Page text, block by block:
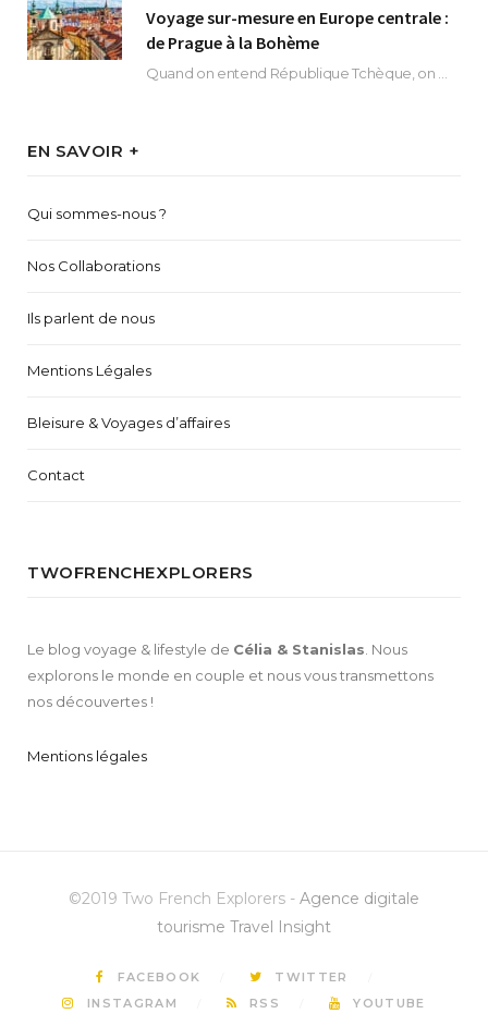
Voyage sur-mesure en Europe centrale :
de Prague à la Bohème
EN SAVOIR +
Qui sommes-nous ?
Nos Collaborations
Ils parlent de nous
Mentions Légales
Bleisure & Voyages d’affaires
Contact
TWOFRENCHEXPLORERS
Le blog voyage & lifestyle de Célia & Stanislas . Nous
explorons le monde en couple et nous vous transmettons
nos découvertes !
Mentions légales
©2019 Two French Explorers - Agence digitale
tourisme Travel Insight
FACEBOOK
TWITTER
INSTAGRAM
RSS YOUTUBE